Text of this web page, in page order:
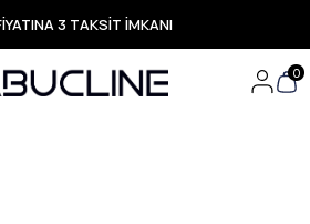
3 TAKSİT İMKANI
ÜCRETSİZ KARGO
Ürünlerde Özel Fırsatlar
Hızlı Teslimat
0